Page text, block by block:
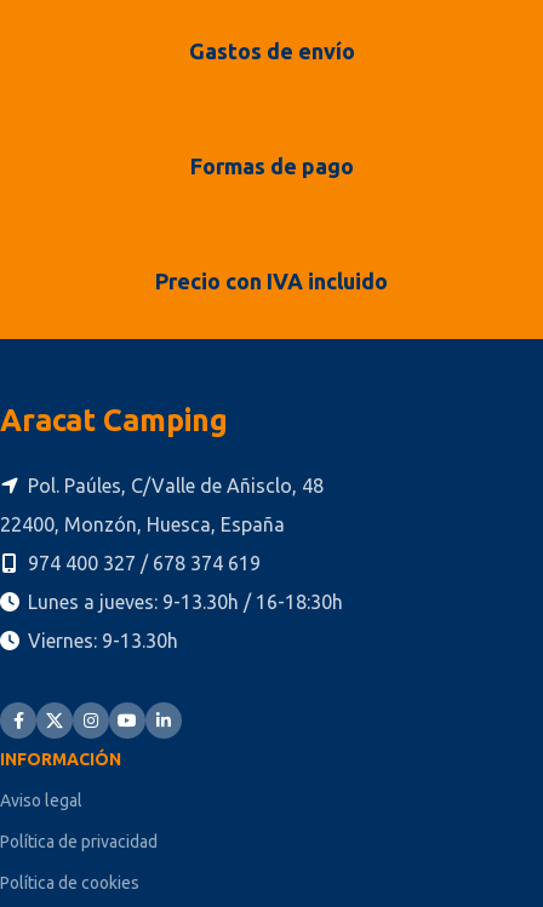
Gastos de envío
Formas de pago
Precio con IVA incluido
Aracat Camping
Pol. Paúles, C/Valle de Añisclo, 48
22400, Monzón, Huesca, España
974 400 327 / 678 374 619
Lunes a jueves: 9-13.30h / 16-18:30h
Viernes: 9-13.30h
INFORMACIÓN
Aviso legal
Política de privacidad
Política de cookies